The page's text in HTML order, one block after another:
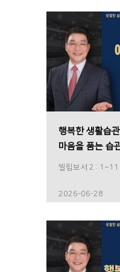
행복한 생활습
마음을 품는 습
빌립보서 2 : 1~11
2026-06-28